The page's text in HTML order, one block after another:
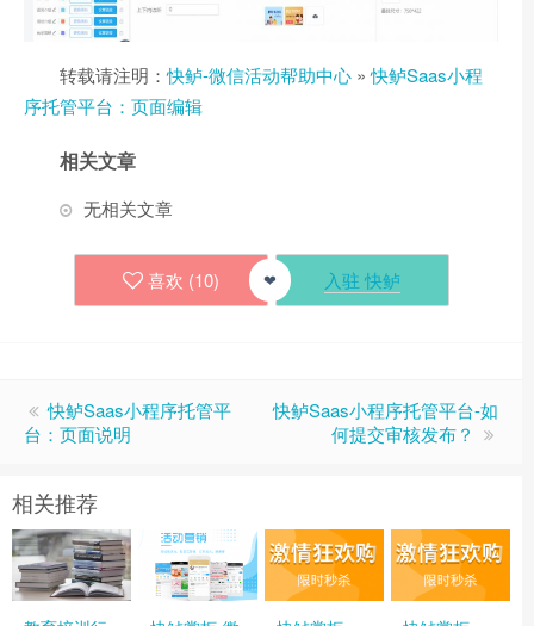
转载请注明：快鲈-微信活动帮助中心 »快鲈Saas小程
序托管平台：页面编辑
相关文章
无相关文章
喜欢 (10) ❤ 入驻 快鲈
快鲈Saas小程序托管平
台：页面说明
快鲈Saas小程序托管平台-如
何提交审核发布？
相关推荐